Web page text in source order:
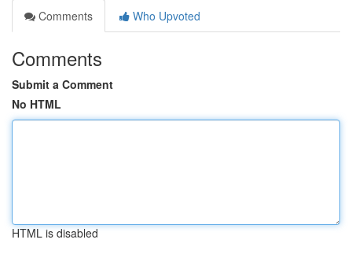
Comments
Who Upvoted
Comments
Submit a Comment
No HTML
HTML is disabled